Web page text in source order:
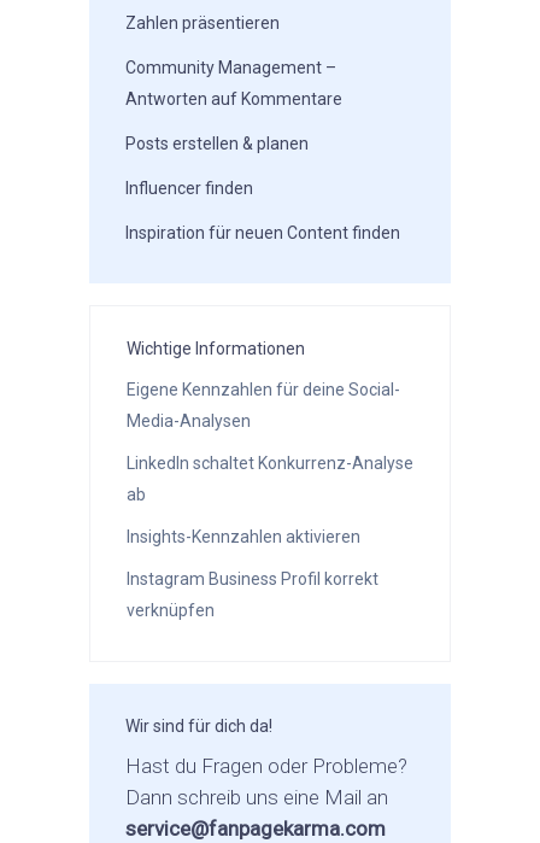
Zahlen präsentieren
Community Management –
Antworten auf Kommentare
Posts erstellen & planen
Influencer finden
Inspiration für neuen Content finden
Wichtige Informationen
Eigene Kennzahlen für deine Social-
Media-Analysen
LinkedIn schaltet Konkurrenz-Analyse
ab
Insights-Kennzahlen aktivieren
Instagram Business Profil korrekt
verknüpfen
Wir sind für dich da!
Hast du Fragen oder Probleme?
Dann schreib uns eine Mail an
service@fanpagekarma.com